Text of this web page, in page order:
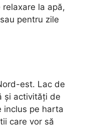
la apă,
pentru zile
est. Lac de
și activități de
inclus pe harta
care vor să